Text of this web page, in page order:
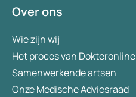
Over ons
Wie zijn wij
Het proces van Dokteronline
Samenwerkende artsen
Onze Medische Adviesraad